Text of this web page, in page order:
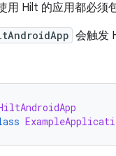
用 Hilt 的应用都必须
会触发